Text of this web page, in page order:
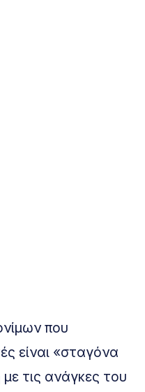
που
είναι «σταγόνα
τις ανάγκες του